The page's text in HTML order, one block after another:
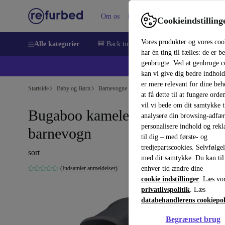
Vores produkter og vores
har én ting til fælles: de er
genbrugte. Ved at genbruge
kan vi give dig bedre
er mere relevant for dine
at få dette til at fungere
vil vi bede om dit samtykke
analysere din browsing-
personalisere indhold og
til dig – med første- og
tredjepartscookies.
med dit samtykke. Du kan til
enhver tid ændre dine
cookie indstillinger. Læs
privatlivspolitik. Læs
databehandlerens
Begrænset brug
Om os Hjælp
Alle kategorier 🎒 Back to school Smartphones
💻
Startside Baby og Børn Barnevogne & Klapvogne Barnevogne
Bugaboo kameleon 2 Duo
barnevogn
sort
(Indsamler anmeldelser)